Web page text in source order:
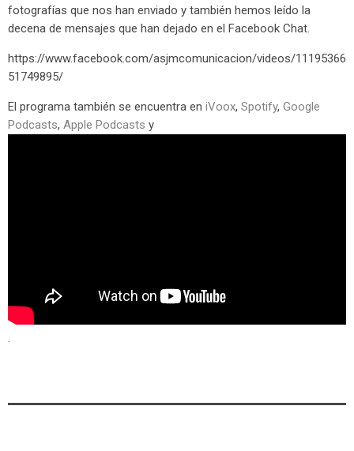
fotografías que nos han enviado y también hemos leído la
decena de mensajes que han dejado en el Facebook Chat.
https://www.facebook.com/asjmcomunicacion/videos/11195366
51749895/
El programa también se encuentra en iVoox, Spotify, Google
Podcasts, Apple Podcasts y
.